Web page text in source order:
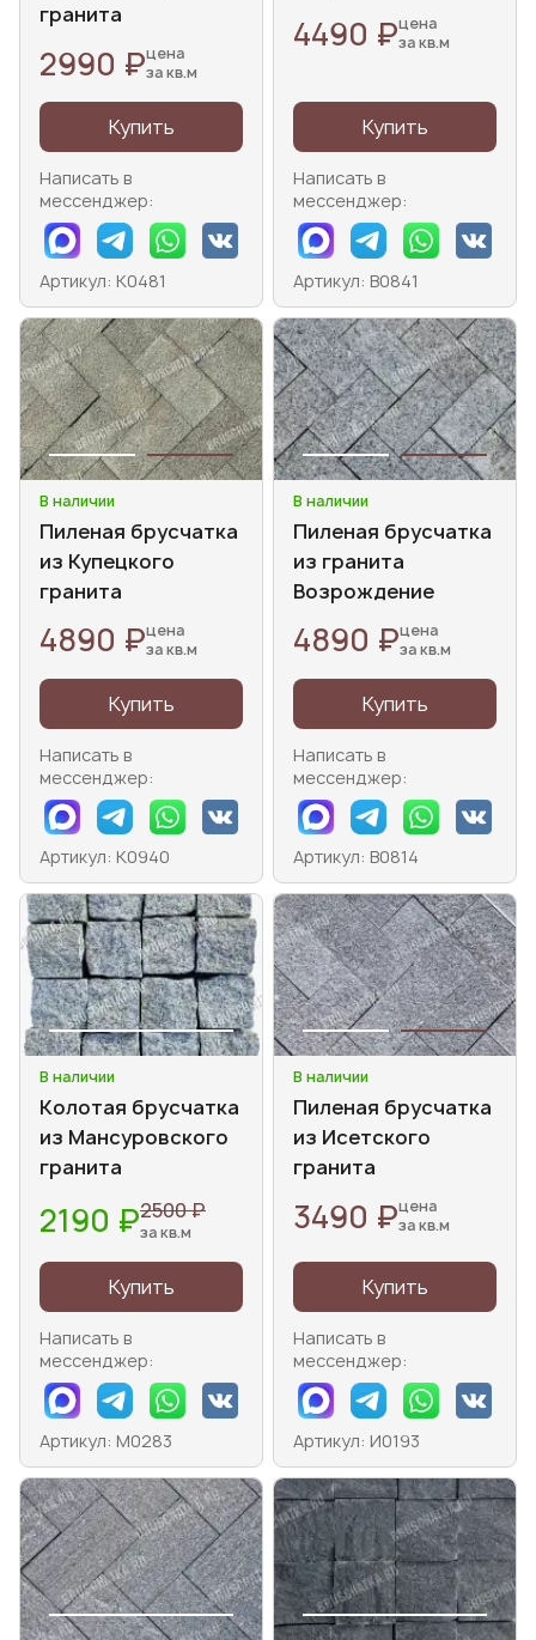
гранита
2990 ₽цена
за кв.м
Купить
Написать в
мессенджер:
Артикул: К0481
4490 ₽цена
за кв.м
Купить
Написать в
мессенджер:
Артикул: В0841
В наличии
Пиленая брусчатка
из Купецкого
гранита
4890 ₽цена
за кв.м
Купить
Написать в
мессенджер:
Артикул: К0940
В наличии
Пиленая брусчатка
из гранита
Возрождение
4890 ₽цена
за кв.м
Купить
Написать в
мессенджер:
Артикул: В0814
В наличии
Колотая брусчатка
из Мансуровского
гранита
2190 ₽2500 ₽
за кв.м
Купить
Написать в
мессенджер:
Артикул: М0283
В наличии
Пиленая брусчатка
из Исетского
гранита
3490 ₽цена
за кв.м
Купить
Написать в
мессенджер:
Артикул: И0193